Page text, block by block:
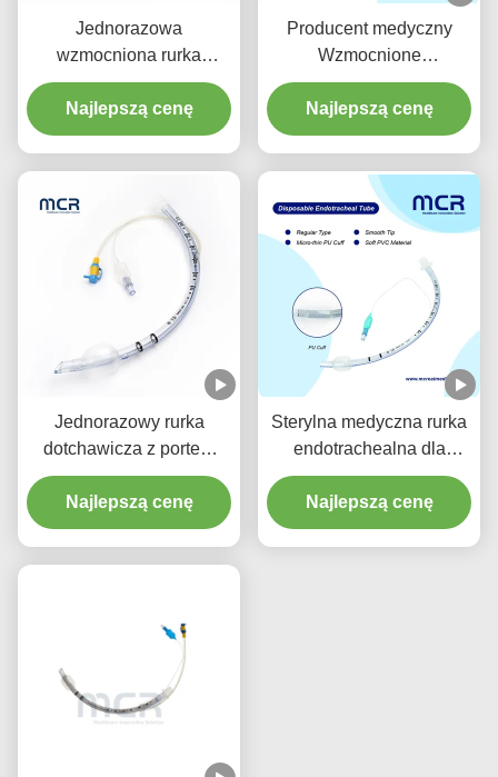
Jednorazowa
wzmocniona rurka
endotrachealna z
odciągaczem do
zapobiegania VAP
Najlepszą cenę
Producent medyczny
Wzmocnione
jednorazowe rurki
endotrachealne bez
DEHP
Najlepszą cenę
Jednorazowy rurka
dotchawicza z portem
ssącym - Bez DEHP
Przezroczysty PVC z
pięcioletnią gwarancją
Najlepszą cenę
Sterylna medyczna rurka
endotrachealna dla
wszystkich rozmiarów z
CE ISO
Najlepszą cenę